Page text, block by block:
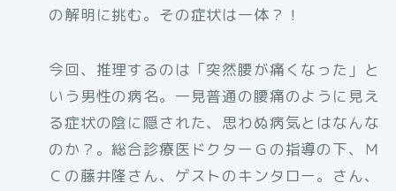
の解明に挑む。その症状は一体？！
今回、推理するのは「突然腰が痛くなった」と
いう男性の病名。一見普通の腰痛のように見え
る症状の陰に隠された、思わぬ病気とはなんな
のか？。総合診療医ドクターＧの指導の下、Ｍ
Ｃの藤井隆さん、ゲストのキンタロー。さん、